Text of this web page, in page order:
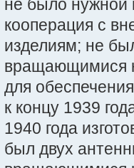
не было нужной
кооперация с
изделиям; не
вращающимися
для
к концу 1939
1940 года
был двух